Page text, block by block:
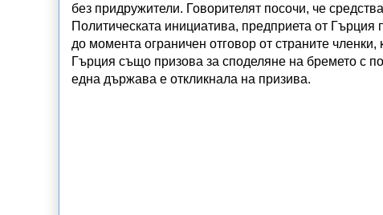
без придружители. Говорителят посочи, че
Политическата инициатива, предприета от
до момента ограничен отговор от страните членки,
Гърция също призова за споделяне на бремето с
една държава е откликнала на призива.